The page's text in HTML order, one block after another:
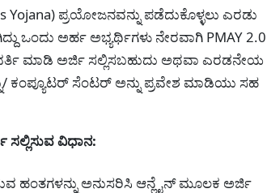
ಪ್ರಯೋಜನವನ್ನು ಪಡೆದುಕೊಳ್ಳಲು ಎರಡು
ಒಂದು ಅರ್ಹ ಅಭ್ಯರ್ಥಿಗಳು ನೇರವಾಗಿ PMAY 2.0
ಮಾಡಿ ಅರ್ಜಿ ಸಲ್ಲಿಸಬಹುದು ಅಥವಾ ಎರಡನೇಯ
ಕಂಪ್ಯೂಟರ್ ಸೆಂಟರ್ ಅನ್ನು ಪ್ರವೇಶ ಮಾಡಿಯು ಸಹ
ವಿಧಾನ:
ಅನುಸರಿಸಿ ಆನ್ಲೈನ್ ಮೂಲಕ ಅರ್ಜಿ